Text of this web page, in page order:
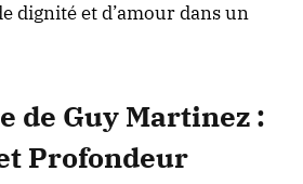
dignité et d’amour dans un
de Guy Martinez :
Profondeur